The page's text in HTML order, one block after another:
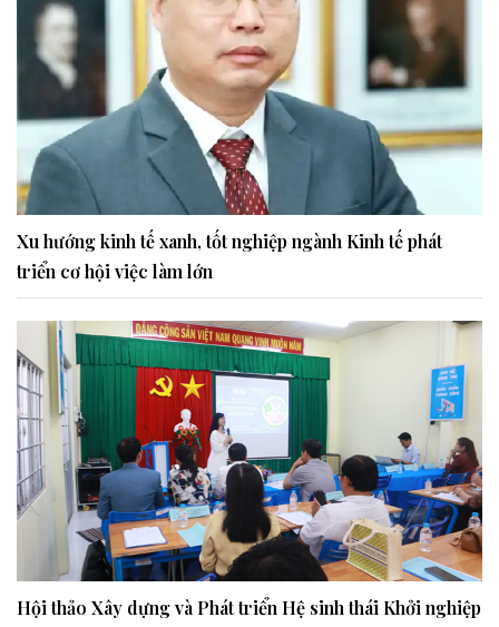
Xu hướng kinh tế xanh, tốt nghiệp ngành Kinh tế phát
triển cơ hội việc làm lớn
Hội thảo Xây dựng và Phát triển Hệ sinh thái Khởi nghiệp